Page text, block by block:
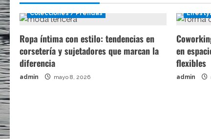
Colecciones / Prendas
Ropa íntima con estilo: tendencias en
corsetería y sujetadores que marcan la
diferencia
admin mayo 8, 2026
en
flexibles
admin